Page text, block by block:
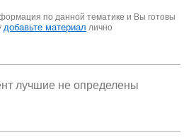
по данной тематике и Вы готовы
добавьте материал лично
лучшие не определены